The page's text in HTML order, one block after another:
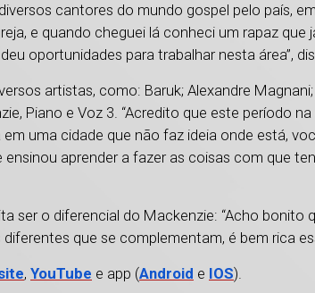
cantores do mundo gospel pelo país,
e quando cheguei lá conheci um rapaz que
oportunidades para trabalhar nesta área”,
artistas, como: Baruk; Alexandre
Piano e Voz 3. “Acredito que este período
uma cidade que não faz ideia onde está,
aprender a fazer as coisas com que
ser o diferencial do Mackenzie: “Acho bonito
que se complementam, é bem rica
, YouTube e app (Android e IOS).